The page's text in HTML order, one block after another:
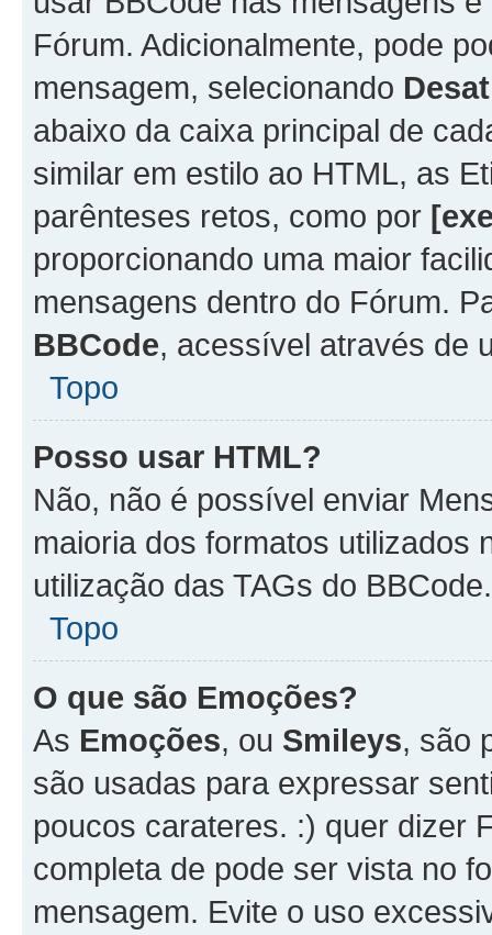
Fórum. Adicionalmente, pode
mensagem, selecionando
abaixo da caixa principal de
similar em estilo ao HTML, as
parênteses retos, como por
proporcionando uma maior
mensagens dentro do Fórum.
BBCode, acessível através de
Topo
Posso usar HTML?
Não, não é possível enviar
maioria dos formatos utilizados
utilização das TAGs do BBCode.
Topo
O que são Emoções?
As Emoções, ou Smileys, são
são usadas para expressar
poucos carateres. :) quer dizer
completa de pode ser vista no
mensagem. Evite o uso